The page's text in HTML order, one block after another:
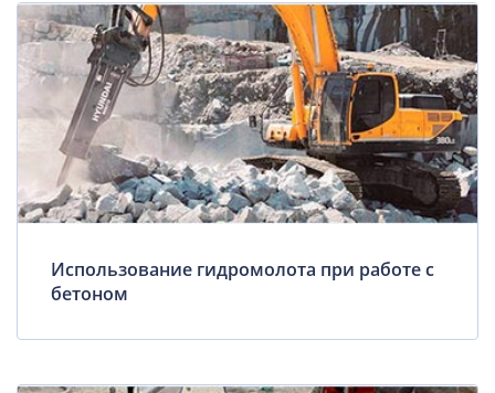
Использование гидромолота при работе с
бетоном